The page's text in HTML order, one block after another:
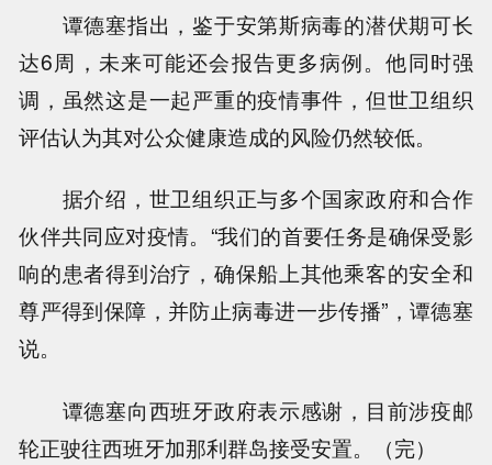
谭德塞指出，鉴于安第斯病毒的潜伏期可长
达6周，未来可能还会报告更多病例。他同时强
调，虽然这是一起严重的疫情事件，但世卫组织
评估认为其对公众健康造成的风险仍然较低。
据介绍，世卫组织正与多个国家政府和合作
伙伴共同应对疫情。“我们的首要任务是确保受影
响的患者得到治疗，确保船上其他乘客的安全和
尊严得到保障，并防止病毒进一步传播”，谭德塞
说。
谭德塞向西班牙政府表示感谢，目前涉疫邮
轮正驶往西班牙加那利群岛接受安置。（完）